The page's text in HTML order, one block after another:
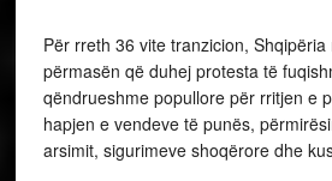
Për rreth 36 vite tranzicion,
përmasën që duhej protesta të
qëndrueshme popullore për rritjen e
hapjen e vendeve të punës,
arsimit, sigurimeve shoqërore dhe